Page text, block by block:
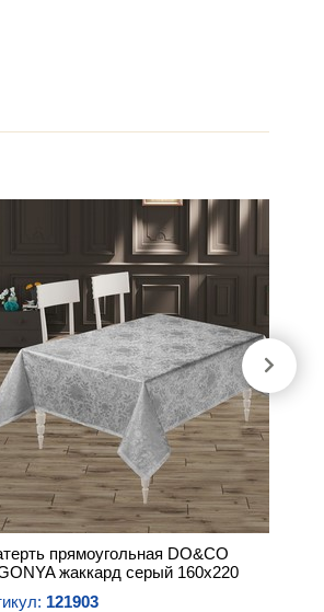
прямоугольная DO&CO
жаккард серый 160х220
121903